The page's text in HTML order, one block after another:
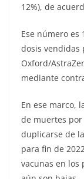
12%), de
Ese número es
dosis vendidas
Oxford/
mediante
En ese marco,
de muertes
duplicarse de
para fin de
vacunas en los